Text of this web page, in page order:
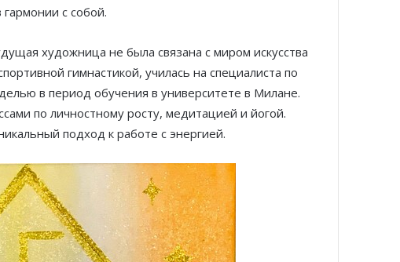
с собой.
художница не была связана с миром искусства
гимнастикой, училась на специалиста по
в период обучения в университете в Милане.
по личностному росту, медитацией и йогой.
подход к работе с энергией.